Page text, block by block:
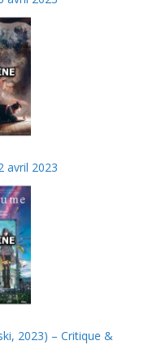
avril 2023
2023) – Critique &